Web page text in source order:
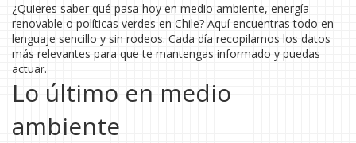
¿Quieres saber qué pasa hoy en medio ambiente, energía
renovable o políticas verdes en Chile? Aquí encuentras todo en
lenguaje sencillo y sin rodeos. Cada día recopilamos los datos
más relevantes para que te mantengas informado y puedas
actuar.
Lo último en medio
ambiente